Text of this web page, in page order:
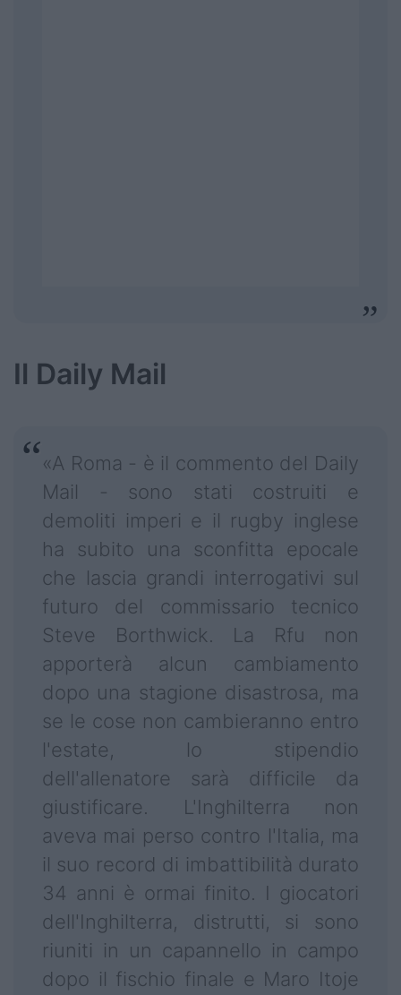
Il Daily Mail
«A Roma - è il commento del Daily
Mail - sono stati costruiti e
demoliti imperi e il rugby inglese
ha subito una sconfitta epocale
che lascia grandi interrogativi sul
futuro del commissario tecnico
Steve Borthwick. La Rfu non
apporterà alcun cambiamento
dopo una stagione disastrosa, ma
se le cose non cambieranno entro
l'estate, lo stipendio
dell'allenatore sarà difficile da
giustificare. L'Inghilterra non
aveva mai perso contro l'Italia, ma
il suo record di imbattibilità durato
34 anni è ormai finito. I giocatori
dell'Inghilterra, distrutti, si sono
riuniti in un capannello in campo
dopo il fischio finale e Maro Itoje